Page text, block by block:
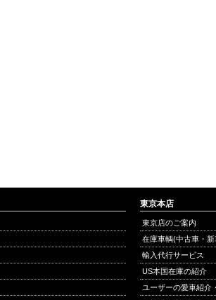
東京本店
東京店のご案内
在庫車輌(中古車・
輸入代行サービス
US本国在庫の紹介
ユーザーの愛車紹介